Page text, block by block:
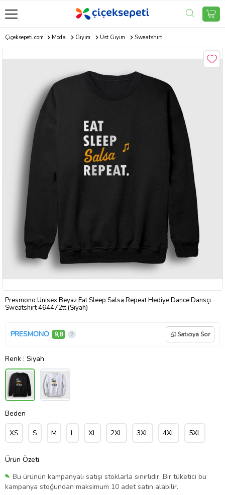
Çiçeksepeti.com Moda Giyim Üst Giyim Sweatshirt
Presmono Unisex Beyaz Eat Sleep Salsa Repeat Hediye Dance Dansçı
Sweatshirt 464472tt (Siyah)
PRESMONO 9,8 Satıcıya Sor
Renk : Siyah
Beden
XS S M L XL 2XL 3XL 4XL 5XL
Ürün Özeti
Bu ürünün kampanyalı satışı stoklarla sınırlıdır. Bir tüketici bu
kampanya stoğundan maksimum 10 adet satın alabilir.